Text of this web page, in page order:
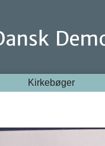
Kirkebøger